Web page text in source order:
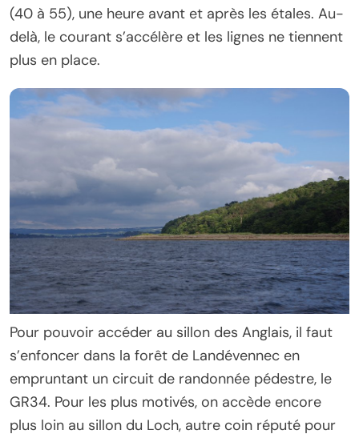
(40 à 55), une heure avant et après les étales. Au-
delà, le courant s’accélère et les lignes ne tiennent
plus en place.
Pour pouvoir accéder au sillon des Anglais, il faut
s’enfoncer dans la forêt de Landévennec en
empruntant un circuit de randonnée pédestre, le
GR34. Pour les plus motivés, on accède encore
plus loin au sillon du Loch, autre coin réputé pour